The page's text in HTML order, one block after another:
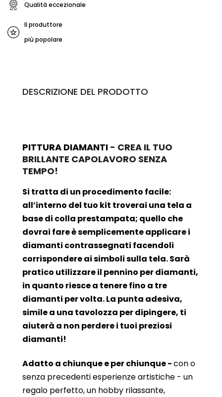
Qualità eccezionale
Il produttore
più popolare
DESCRIZIONE DEL PRODOTTO
PITTURA DIAMANTI - CREA IL TUO
BRILLANTE CAPOLAVORO SENZA
TEMPO!
Si tratta di un procedimento facile:
all’interno del tuo kit troverai una tela a
base di colla prestampata; quello che
dovrai fare è semplicemente applicare i
diamanti contrassegnati facendoli
corrispondere ai simboli sulla tela. Sarà
pratico utilizzare il pennino per diamanti,
in quanto riesce a tenere fino a tre
diamanti per volta. La punta adesiva,
simile a una tavolozza per dipingere, ti
aiuterà a non perdere i tuoi preziosi
diamanti!
Adatto a chiunque e per chiunque -con o
senza precedenti esperienze artistiche - un
regalo perfetto, un hobby rilassante,